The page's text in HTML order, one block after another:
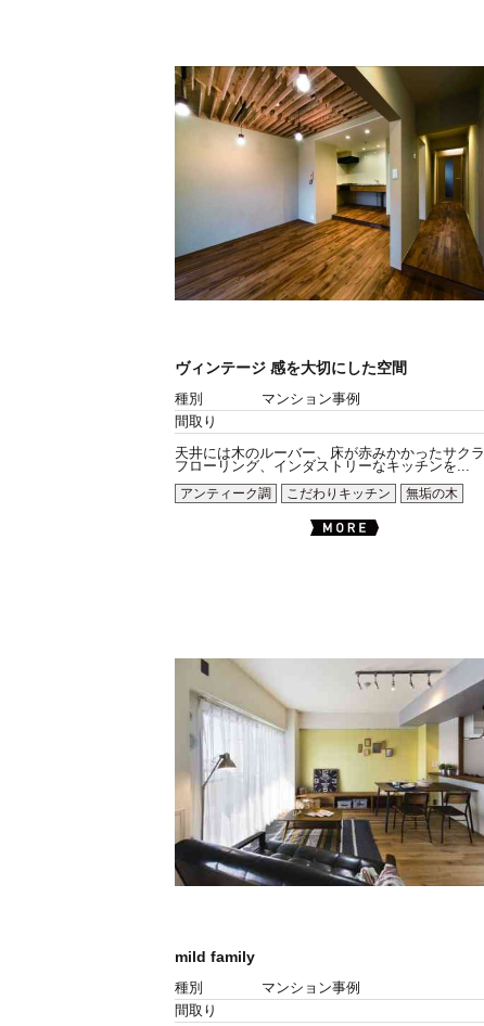
ヴィンテージ 感を大切にした空間
種別
マンション事例
間取り
天井には木のルーバー、床が赤みかかったサク
フローリング、インダストリーなキッチンを...
アンティーク調
こだわりキッチン 無垢の木
mild family
種別
マンション事例
間取り